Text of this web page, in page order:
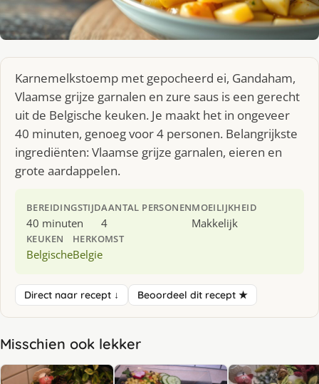
Karnemelkstoemp met gepocheerd ei, Gandaham,
Vlaamse grijze garnalen en zure saus is een gerecht
uit de Belgische keuken. Je maakt het in ongeveer
40 minuten, genoeg voor 4 personen. Belangrijkste
ingrediënten: Vlaamse grijze garnalen, eieren en
grote aardappelen.
BEREIDINGSTIJD
40 minuten
AANTAL PERSONEN
4
MOEILIJKHEID
Makkelijk
KEUKEN
Belgische
HERKOMST
Belgie
Direct naar recept ↓ Beoordeel dit recept ★
Misschien ook lekker